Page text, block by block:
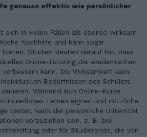
genauso effektiv wie persönlicher
sich in vielen Fällen als ebenso wirksam
Nachhilfe und kann sogar
bieten. Studien deuten darauf hin, dass
Online-Tutoring die akademischen
kann. Die Wirksamkeit kann
Bedürfnissen des Schülers
Während sich Online-Kurse
Lernen eignen und nützliche
bieten, kann der persönliche Unterricht
vorzuziehen sein, z. B. bei
oder für Studierende, die von